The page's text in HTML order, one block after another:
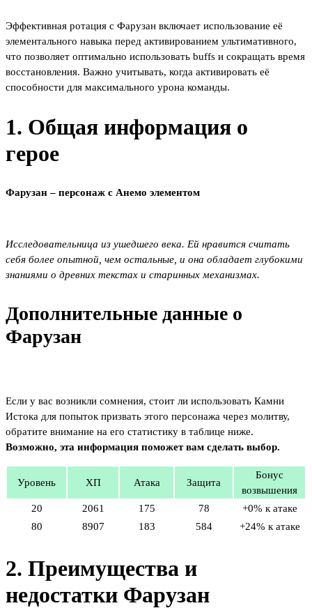
Эффективная ротация с Фарузан включает использование её
элементального навыка перед активированием ультимативного,
что позволяет оптимально использовать buffs и сокращать время
восстановления. Важно учитывать, когда активировать её
способности для максимального урона команды.
1. Общая информация о
герое
Фарузан – персонаж с Анемо элементом
Исследовательница из ушедшего века. Ей нравится считать
себя более опытной, чем остальные, и она обладает глубокими
знаниями о древних текстах и старинных механизмах.
Дополнительные данные о
Фарузан
Если у вас возникли сомнения, стоит ли использовать Камни
Истока для попыток призвать этого персонажа через молитву,
обратите внимание на его статистику в таблице ниже.
Возможно, эта информация поможет вам сделать выбор.
Уровень ХП Атака Защита
Бонус
возвышения
20
2061 175 78
+0% к атаке
80
8907 183 584 +24% к атаке
2. Преимущества и
недостатки Фарузан